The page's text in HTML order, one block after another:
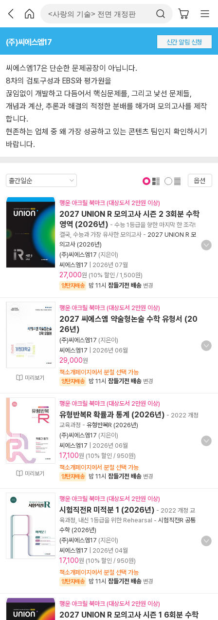
(주)씨에스엠17 신간 알림 신청
씨에스엠17은 단순한 문제공장이 아닙니다.
8차의 검토구성과 EBS와 평가원을
끊임없이 개발하고 다듬어서 핵심문제를, 그리고 낯선 문제들,
개념과 계산, 추론과 해결의 적정한 분배를 해가며 모의고사를 제작
합니다.
현존하는 업체 중 왜 가장 성공하고 있는 콘텐츠 팀인지 확인하시기
바랍니다.
옵션
행운 아크릴 북마크 (대상도서 2만원 이상)
2027 UNION R 모의고사 시즌 2 3회분 수학
영역 (2026년) - 수능 1등급을 향한 마지막 한 조각!
결국, 수능과 가장 유사한 모의고사 - 2027 UNION R 모
의고사 (2026년)
(주)씨에스엠17 (지은이)
씨에스엠17
2026년 07월
27,000원 (10% 할인 / 1,500원)
양탄자배송 밤 11시 잠들기전 배송 변경
미리보기
행운 아크릴 북마크 (대상도서 2만원 이상)
2027 씨에스엠 약술형논술 수학 유형서 (20
26년)
(주)씨에스엠17 (지은이)
씨에스엠17
2026년 06월
29,000원
책소개페이지에서 분철 선택 가능
양탄자배송 밤 11시 잠들기전 배송 변경
미리보기
행운 아크릴 북마크 (대상도서 2만원 이상)
유형반복R 확률과 통계 (2026년) - 2022 개정
교육과정 - 유형반복R (2026년)
(주)씨에스엠17 (지은이)
씨에스엠17
2026년 06월
17,100원 (10% 할인 / 950원)
책소개페이지에서 분철 선택 가능
양탄자배송 밤 11시 잠들기전 배송 변경
행운 아크릴 북마크 (대상도서 2만원 이상)
시험직전R 미적분 1 (2026년) - 2022 개정 교
육과정, 내신 1등급을 위한 Rehearsal - 시험직전R 공통
수학 (2026년)
(주)씨에스엠17 (지은이)
씨에스엠17
2026년 04월
17,100원 (10% 할인 / 950원)
책소개페이지에서 분철 선택 가능
양탄자배송 밤 11시 잠들기전 배송 변경
행운 아크릴 북마크 (대상도서 2만원 이상)
2027 UNION R 모의고사 시즌 1 6회분 수학